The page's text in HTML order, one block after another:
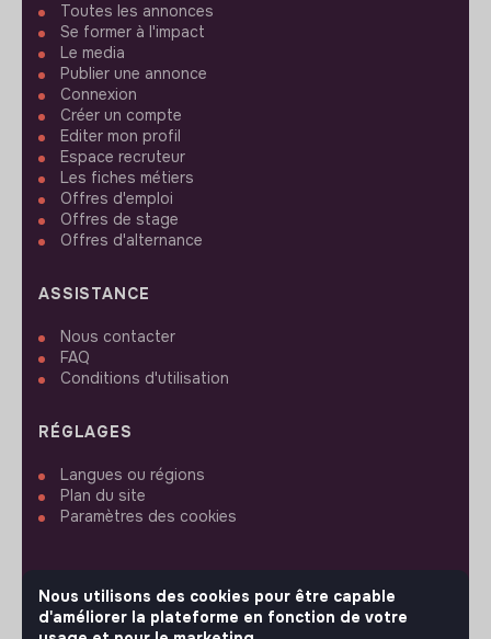
Toutes les annonces
Se former à l'impact
Le media
Publier une annonce
Connexion
Créer un compte
Editer mon profil
Espace recruteur
Les fiches métiers
Offres d'emploi
Offres de stage
Offres d'alternance
ASSISTANCE
Nous contacter
FAQ
Conditions d'utilisation
RÉGLAGES
Langues ou régions
Plan du site
Paramètres des cookies
SUIVEZ-NOUS
Nous utilisons des cookies pour être capable
d'améliorer la plateforme en fonction de votre